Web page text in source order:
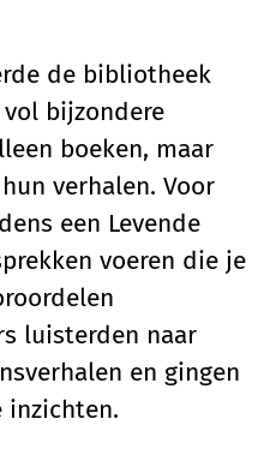
de bibliotheek
bijzondere
boeken, maar
verhalen. Voor
een Levende
voeren die je
luisterden naar
en gingen
inzichten.